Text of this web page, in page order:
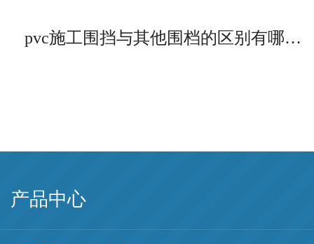
pvc施工围挡与其他围档的区别有哪…
产品中心